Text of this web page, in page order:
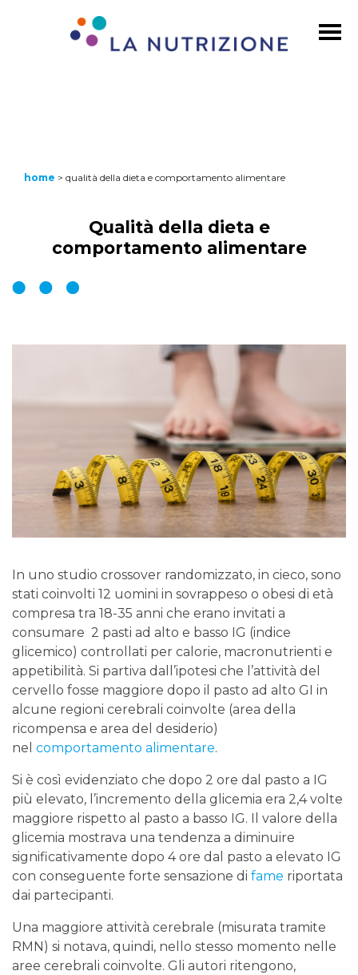
home > qualità della dieta e comportamento alimentare
Qualità della dieta e
comportamento alimentare
In uno studio crossover randomizzato, in cieco, sono
stati coinvolti 12 uomini in sovrappeso o obesi di età
compresa tra 18-35 anni che erano invitati a
consumare 2 pasti ad alto e basso IG (indice
glicemico) controllati per calorie, macronutrienti e
appetibilità. Si partiva dall’ipotesi che l’attività del
cervello fosse maggiore dopo il pasto ad alto GI in
alcune regioni cerebrali coinvolte (area della
ricompensa e area del desiderio)
nel comportamento alimentare.
Si è così evidenziato che dopo 2 ore dal pasto a IG
più elevato, l’incremento della glicemia era 2,4 volte
maggiore rispetto al pasto a basso IG. Il valore della
glicemia mostrava una tendenza a diminuire
significativamente dopo 4 ore dal pasto a elevato IG
con conseguente forte sensazione di fame riportata
dai partecipanti.
Una maggiore attività cerebrale (misurata tramite
RMN) si notava, quindi, nello stesso momento nelle
aree cerebrali coinvolte. Gli autori ritengono,